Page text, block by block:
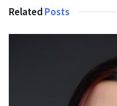
Related Posts